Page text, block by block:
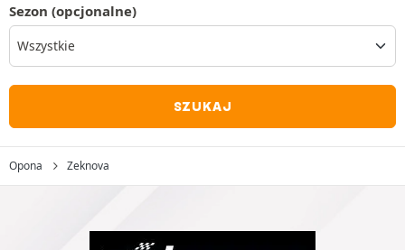
Sezon (opcjonalne)
SZUKAJ
Opona Zeknova